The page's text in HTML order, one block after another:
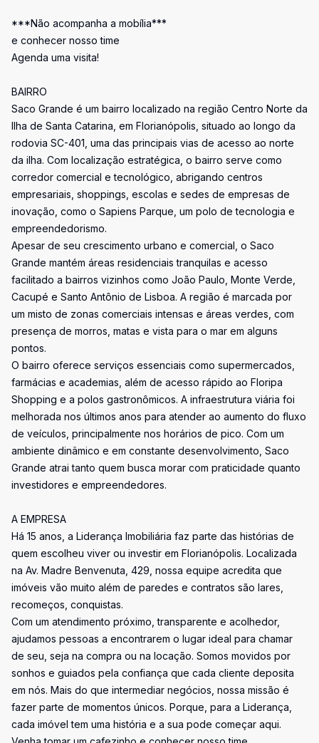
***Não acompanha a mobília***
e conhecer nosso time
Agenda uma visita!
BAIRRO
Saco Grande é um bairro localizado na região Centro Norte da
Ilha de Santa Catarina, em Florianópolis, situado ao longo da
rodovia SC-401, uma das principais vias de acesso ao norte
da ilha. Com localização estratégica, o bairro serve como
corredor comercial e tecnológico, abrigando centros
empresariais, shoppings, escolas e sedes de empresas de
inovação, como o Sapiens Parque, um polo de tecnologia e
empreendedorismo.
Apesar de seu crescimento urbano e comercial, o Saco
Grande mantém áreas residenciais tranquilas e acesso
facilitado a bairros vizinhos como João Paulo, Monte Verde,
Cacupé e Santo Antônio de Lisboa. A região é marcada por
um misto de zonas comerciais intensas e áreas verdes, com
presença de morros, matas e vista para o mar em alguns
pontos.
O bairro oferece serviços essenciais como supermercados,
farmácias e academias, além de acesso rápido ao Floripa
Shopping e a polos gastronômicos. A infraestrutura viária foi
melhorada nos últimos anos para atender ao aumento do fluxo
de veículos, principalmente nos horários de pico. Com um
ambiente dinâmico e em constante desenvolvimento, Saco
Grande atrai tanto quem busca morar com praticidade quanto
investidores e empreendedores.
A EMPRESA
Há 15 anos, a Liderança Imobiliária faz parte das histórias de
quem escolheu viver ou investir em Florianópolis. Localizada
na Av. Madre Benvenuta, 429, nossa equipe acredita que
imóveis vão muito além de paredes e contratos são lares,
recomeços, conquistas.
Com um atendimento próximo, transparente e acolhedor,
ajudamos pessoas a encontrarem o lugar ideal para chamar
de seu, seja na compra ou na locação. Somos movidos por
sonhos e guiados pela confiança que cada cliente deposita
em nós. Mais do que intermediar negócios, nossa missão é
fazer parte de momentos únicos. Porque, para a Liderança,
cada imóvel tem uma história e a sua pode começar aqui.